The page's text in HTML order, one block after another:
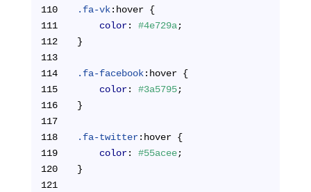
110
.fa-vk:hover {
111
color: #4e729a;
112
}
113
114
.fa-facebook:hover {
115
color: #3a5795;
116
}
117
118
.fa-twitter:hover {
119
color: #55acee;
120
}
121